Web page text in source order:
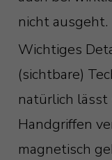
nicht ausgeht.
Wichtiges
(sichtbare)
natürlich lässt
Handgriffen
magnetisch